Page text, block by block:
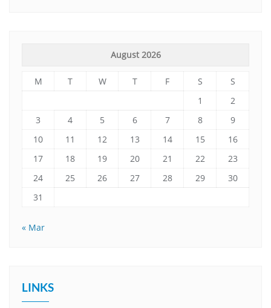
August 2026
M T W T F S
S
1
2
3
4 5 6 7 8
9
10
11 12 13 14 15
16
17
18 19 20 21 22
23
24
25 26 27 28 29
30
31
« Mar
LINKS